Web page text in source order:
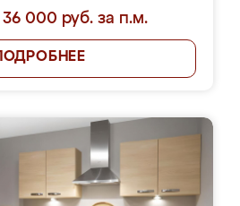
000 руб. за п.м.